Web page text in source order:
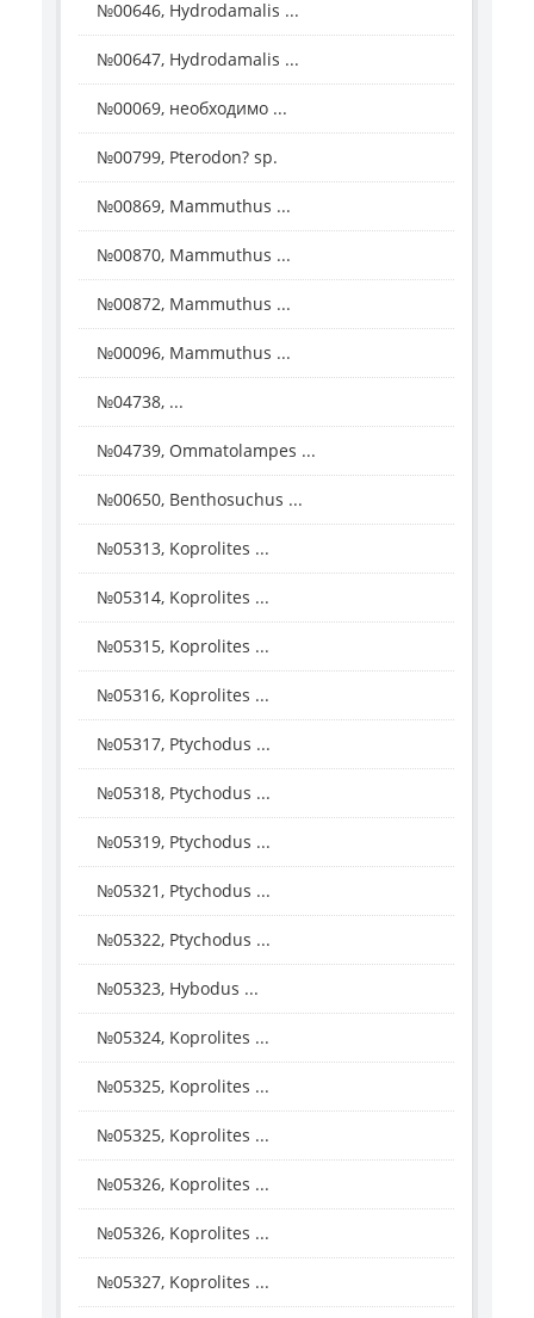
№00646, Hydrodamalis ...
№00647, Hydrodamalis ...
№00069, необходимо ...
№00799, Pterodon? sp.
№00869, Mammuthus ...
№00870, Mammuthus ...
№00872, Mammuthus ...
№00096, Mammuthus ...
№04738, ...
№04739, Ommatolampes ...
№00650, Benthosuchus ...
№05313, Koprolites ...
№05314, Koprolites ...
№05315, Koprolites ...
№05316, Koprolites ...
№05317, Ptychodus ...
№05318, Ptychodus ...
№05319, Ptychodus ...
№05321, Ptychodus ...
№05322, Ptychodus ...
№05323, Hybodus ...
№05324, Koprolites ...
№05325, Koprolites ...
№05325, Koprolites ...
№05326, Koprolites ...
№05326, Koprolites ...
№05327, Koprolites ...